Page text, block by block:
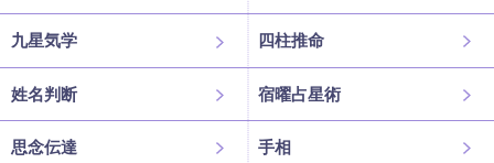
九星気学 四柱推命
姓名判断 宿曜占星術
思念伝達 手相